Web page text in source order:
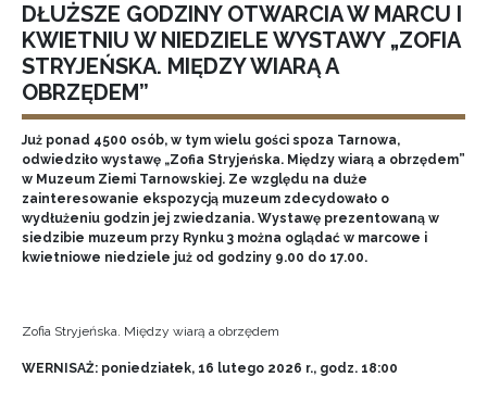
DŁUŻSZE GODZINY OTWARCIA W MARCU I
KWIETNIU W NIEDZIELE WYSTAWY „ZOFIA
STRYJEŃSKA. MIĘDZY WIARĄ A
OBRZĘDEM”
Już ponad 4500 osób, w tym wielu gości spoza Tarnowa,
odwiedziło wystawę „Zofia Stryjeńska. Między wiarą a obrzędem”
w Muzeum Ziemi Tarnowskiej. Ze względu na duże
zainteresowanie ekspozycją muzeum zdecydowało o
wydłużeniu godzin jej zwiedzania. Wystawę prezentowaną w
siedzibie muzeum przy Rynku 3 można oglądać w marcowe i
kwietniowe niedziele już od godziny 9.00 do 17.00.
Zofia Stryjeńska. Między wiarą a obrzędem
WERNISAŻ: poniedziałek, 16 lutego 2026 r., godz. 18:00